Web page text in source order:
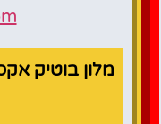
מלון בוטיק